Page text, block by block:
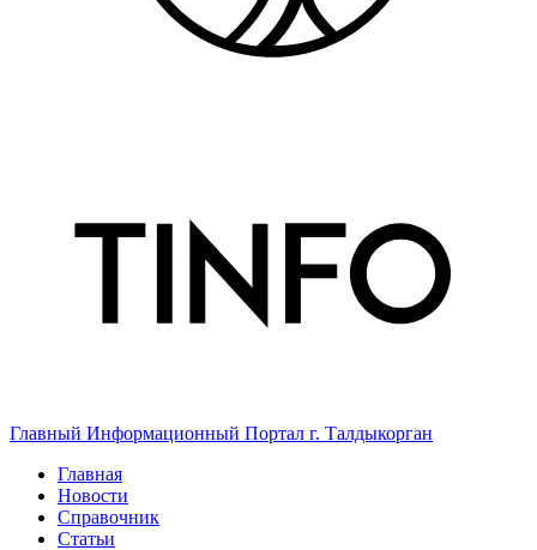
Главный Информационный Портал г. Талдыкорган
Главная
Новости
Справочник
Статьи